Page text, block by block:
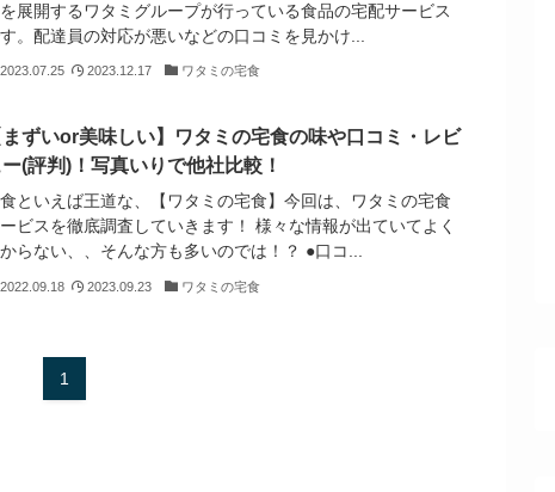
展開するワタミグループが行っている食品の宅配サービス
。配達員の対応が悪いなどの口コミを見かけ...
2023.07.25 2023.12.17 ワタミの宅食
ずいor美味しい】ワタミの宅食の味や口コミ・レビ
(評判)！写真いりで他社比較！
といえば王道な、【ワタミの宅食】今回は、ワタミの宅食
ビスを徹底調査していきます！ 様々な情報が出ていてよく
らない、、そんな方も多いのでは！？ ●口コ...
2022.09.18 2023.09.23 ワタミの宅食
1